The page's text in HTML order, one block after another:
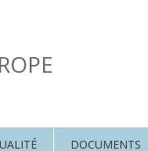
DOCUMENTS